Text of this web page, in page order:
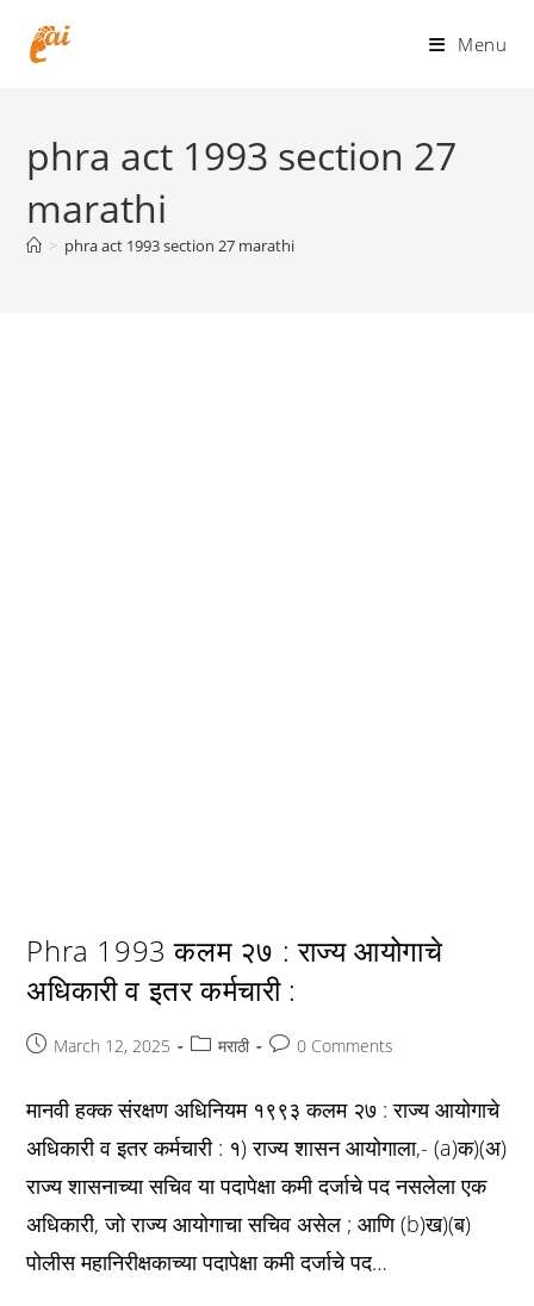
Menu
phra act 1993 section 27
marathi
> phra act 1993 section 27 marathi
Phra 1993 कलम २७ : राज्य आयोगाचे
अधिकारी व इतर कर्मचारी :
PostMarch 12, 2025
Postमराठी
Post0 Comments
मानवी हक्क संरक्षण अधिनियम १९९३ कलम २७ : राज्य आयोगाचे
अधिकारी व इतर कर्मचारी : १) राज्य शासन आयोगाला,- (a)क)(अ)
राज्य शासनाच्या सचिव या पदापेक्षा कमी दर्जाचे पद नसलेला एक
अधिकारी, जो राज्य आयोगाचा सचिव असेल ; आणि (b)ख)(ब)
पोलीस महानिरीक्षकाच्या पदापेक्षा कमी दर्जाचे पद…